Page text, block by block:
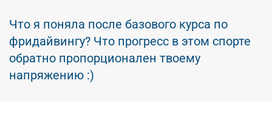
Что я поняла после базового курса по
фридайвингу? Что прогресс в этом спорте
обратно пропорционален твоему
напряжению :)